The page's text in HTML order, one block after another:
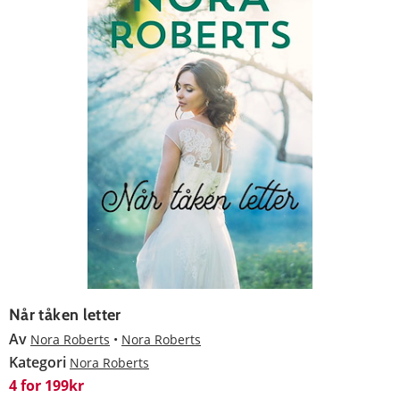
Når tåken letter
Av Nora Roberts Nora Roberts
Kategori Nora Roberts
4 for 199kr